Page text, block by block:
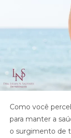
Como você
para manter a
o surgimento de